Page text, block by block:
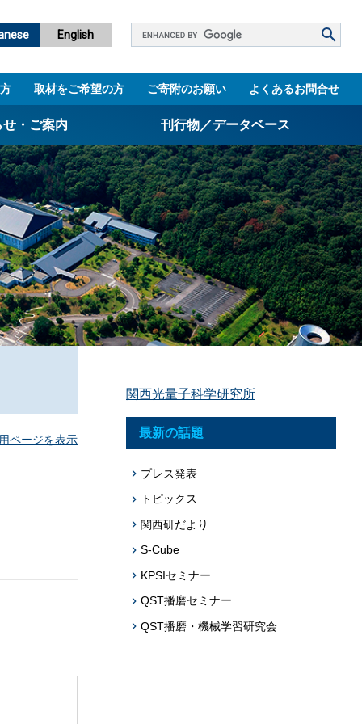
English
Google
ス
索
取材をご希望の方 ご寄附のお願い よくあるお問合せ
の応用促
せ・ご案内 刊行物／データベース
パンフレット
ニュースレター
設立5周年誌
図書館
技術シーズ集／知財マップ
プログラム・データベース成果物一覧
学術機関リポジトリQST-Repository
ページを表示
関西光量子科学研究所
最新の話題
プレス発表
トピックス
関西研だより
S-Cube
KPSIセミナー
QST播磨セミナー
QST播磨・機械学習研究会